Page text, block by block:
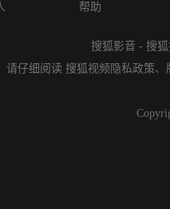
帮助
搜狐影音 - 搜
请仔细阅读 搜狐视频隐私政策、